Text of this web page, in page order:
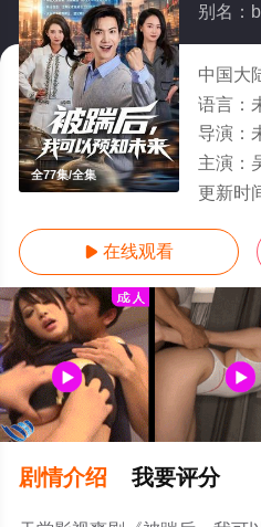
全77集/全集
中国大
语言：
导演：
主演：
更新时
 在线观看
剧情介绍 我要评分